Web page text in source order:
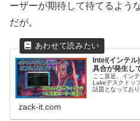
ーザーが期待して待てるよう
だが。
Intel(インテ
具合が発生し
ここ直近、イン
Lakeデスクトッ
話題となってお
zack-it.com